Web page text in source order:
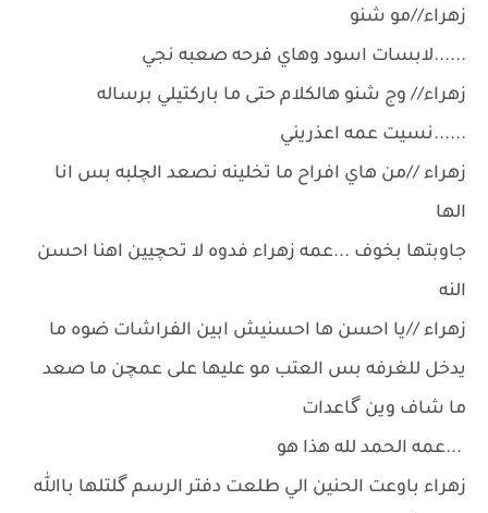
زهراء//مو شنو
......لابسات اسود وهاي فرحه صعبه نجي
زهراء// وج شنو هالكلام حتى ما باركتيلي برساله
......نسيت عمه اعذريني
زهراء //من هاي افراح ما تخلينه نصعد الچلبه بس انا
الها
جاوبتها بخوف ...عمه زهراء فدوه لا تحچيين اهنا احسن
النه
زهراء //يا احسن ها احسنيش ابين الفراشات ضوه ما
يدخل للغرفه بس العتب مو عليها على عمچن ما صعد
ما شاف وين گاعدات
...عمه الحمد لله هذا هو
زهراء باوعت الحنين الي طلعت دفتر الرسم گلتلها باالله